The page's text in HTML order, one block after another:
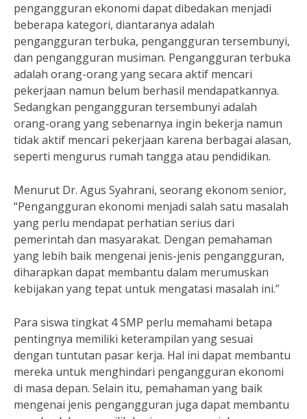
pengangguran ekonomi dapat dibedakan menjadi
beberapa kategori, diantaranya adalah
pengangguran terbuka, pengangguran tersembunyi,
dan pengangguran musiman. Pengangguran terbuka
adalah orang-orang yang secara aktif mencari
pekerjaan namun belum berhasil mendapatkannya.
Sedangkan pengangguran tersembunyi adalah
orang-orang yang sebenarnya ingin bekerja namun
tidak aktif mencari pekerjaan karena berbagai alasan,
seperti mengurus rumah tangga atau pendidikan.
Menurut Dr. Agus Syahrani, seorang ekonom senior,
“Pengangguran ekonomi menjadi salah satu masalah
yang perlu mendapat perhatian serius dari
pemerintah dan masyarakat. Dengan pemahaman
yang lebih baik mengenai jenis-jenis pengangguran,
diharapkan dapat membantu dalam merumuskan
kebijakan yang tepat untuk mengatasi masalah ini.”
Para siswa tingkat 4 SMP perlu memahami betapa
pentingnya memiliki keterampilan yang sesuai
dengan tuntutan pasar kerja. Hal ini dapat membantu
mereka untuk menghindari pengangguran ekonomi
di masa depan. Selain itu, pemahaman yang baik
mengenai jenis pengangguran juga dapat membantu